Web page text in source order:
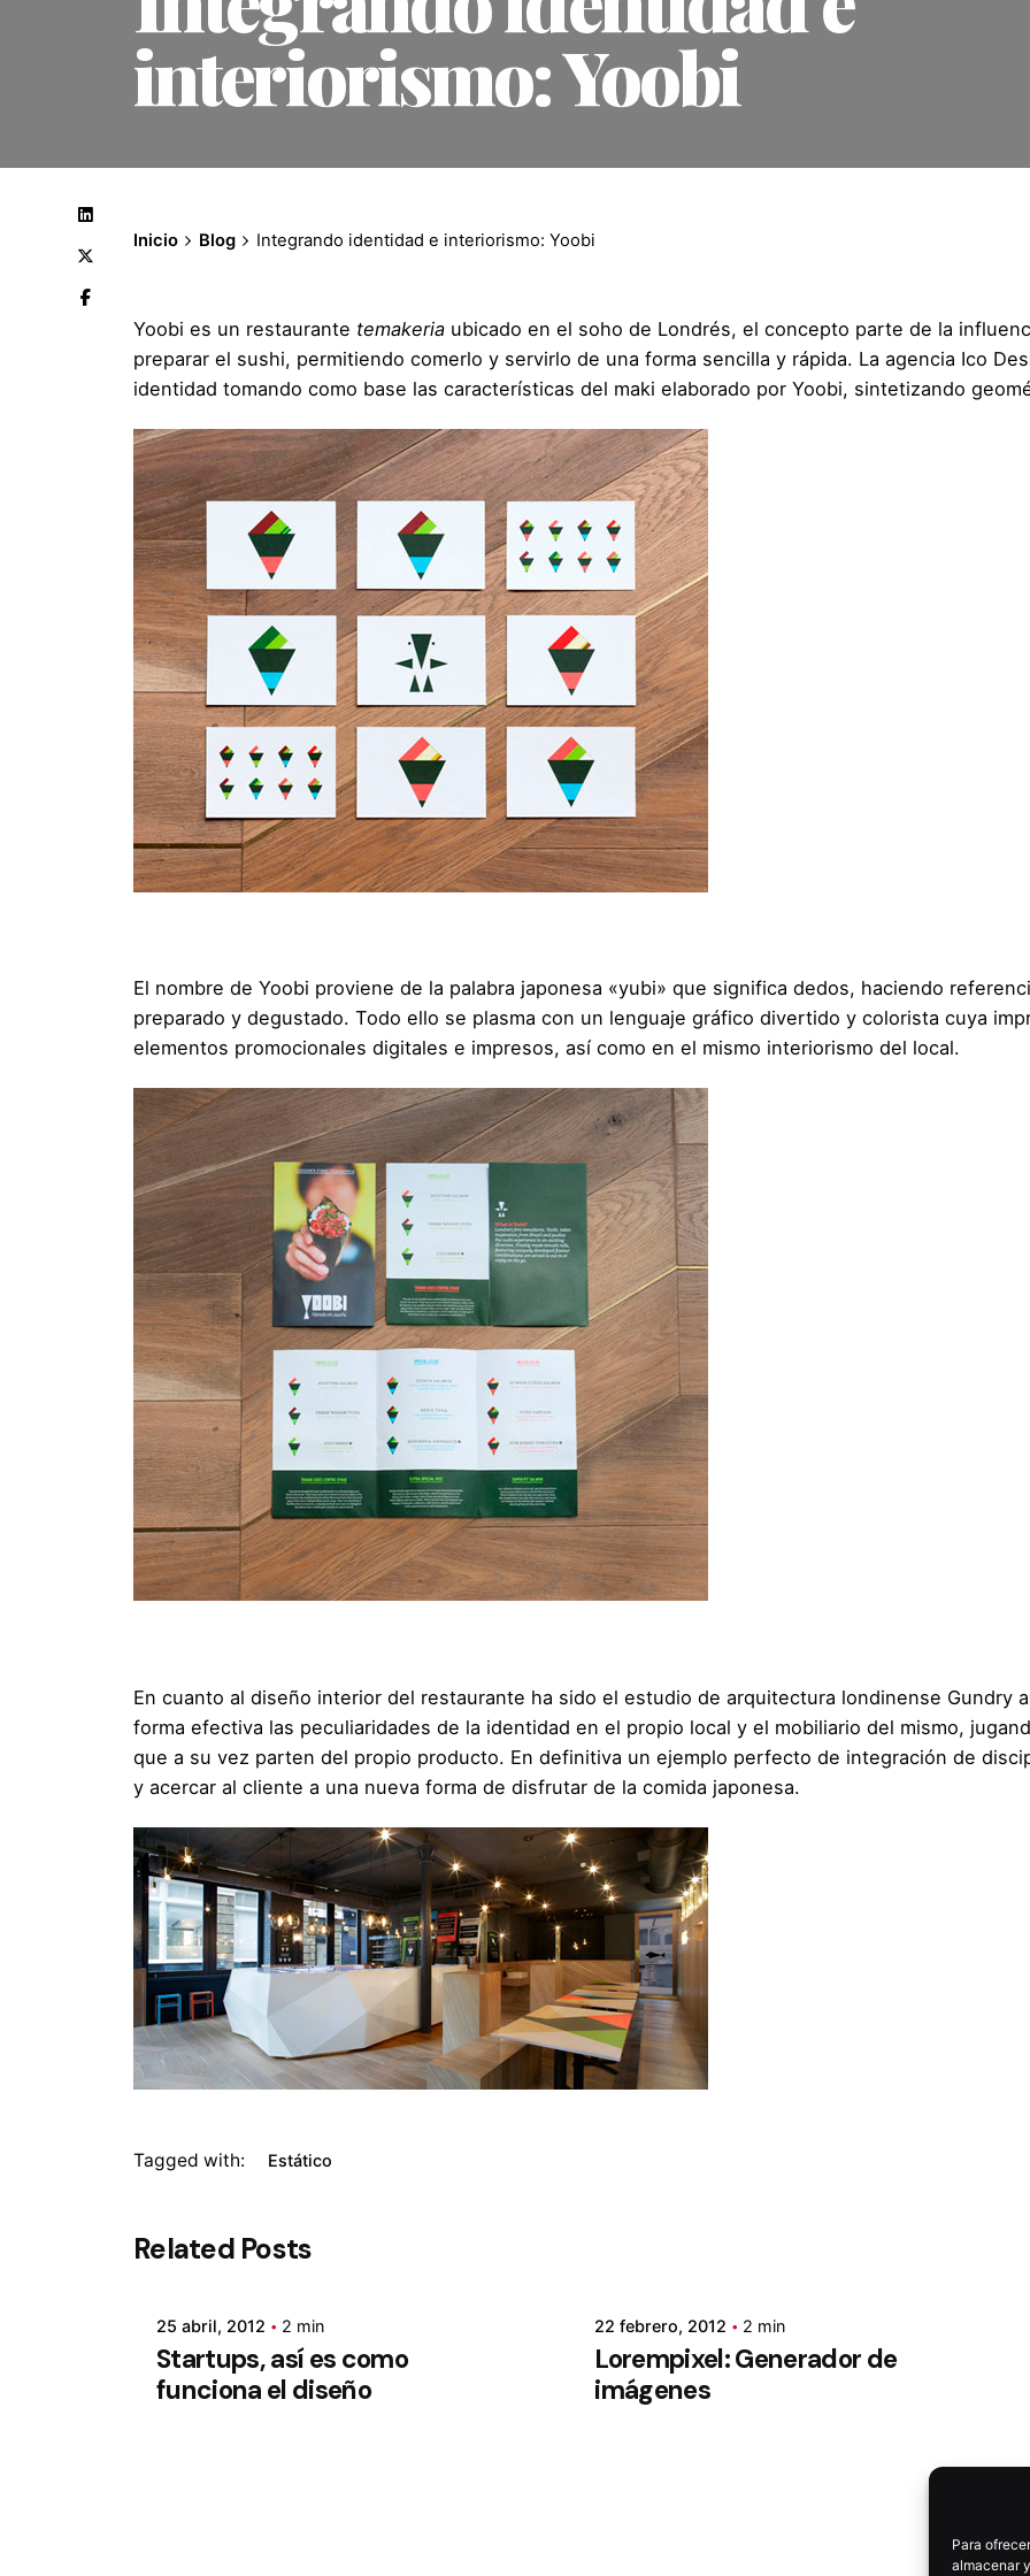
Para
almacenar
interiorismo: Yoobi
Inicio Blog Integrando identidad e interiorismo: Yoobi
Yoobi es un restaurante temakeria ubicado en el soho de Londrés, el concepto parte de la
preparar el sushi, permitiendo comerlo y servirlo de una forma sencilla y rápida. La agencia Ico
identidad tomando como base las características del maki elaborado por Yoobi, sintetizando
El nombre de Yoobi proviene de la palabra japonesa «yubi» que significa dedos, haciendo
preparado y degustado. Todo ello se plasma con un lenguaje gráfico divertido y colorista cuya
elementos promocionales digitales e impresos, así como en el mismo interiorismo del local.
En cuanto al diseño interior del restaurante ha sido el estudio de arquitectura londinense Gundry
forma efectiva las peculiaridades de la identidad en el propio local y el mobiliario del mismo,
que a su vez parten del propio producto. En definitiva un ejemplo perfecto de integración de
y acercar al cliente a una nueva forma de disfrutar de la comida japonesa.
Tagged with: Estático
Related Posts
25 abril, 2012 2 min
Startups, así es como
funciona el diseño
22 febrero, 2012 2 min
Lorempixel: Generador de
imágenes